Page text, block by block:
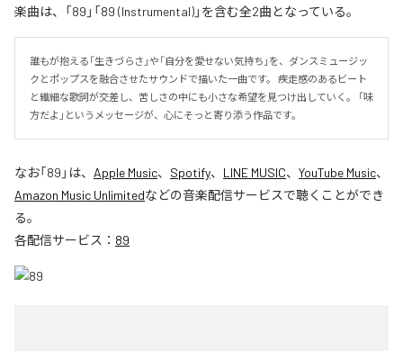
楽曲は、「89」「89 (Instrumental)」を含む全2曲となっている。
誰もが抱える「生きづらさ」や「自分を愛せない気持ち」を、ダンスミュージッ
クとポップスを融合させたサウンドで描いた一曲です。 疾走感のあるビート
と繊細な歌詞が交差し、苦しさの中にも小さな希望を見つけ出していく。 「味
方だよ」というメッセージが、心にそっと寄り添う作品です。
なお「89 」は、 Apple Music、 Spotify、 LINE MUSIC、 YouTube Music、
Amazon Music Unlimitedなどの音楽配信サービスで聴くことができ
る。
各配信サービス： 89